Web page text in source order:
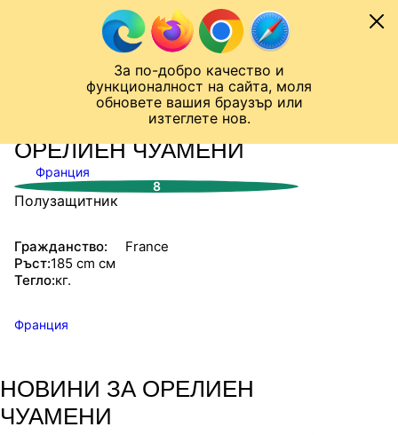
За по-добро качество и
функционалност на сайта, моля
обновете вашия браузър или
изтеглете нов.
Към съдържанието
Лига на Конференциите
СТАТИСТИКИ
ОРЕЛИЕН ЧУАМЕНИ
Франция
8
Полузащитник
Гражданство:
France
Ръст:185 cm см
Тегло:кг.
Франция
НОВИНИ ЗА ОРЕЛИЕН
ЧУАМЕНИ